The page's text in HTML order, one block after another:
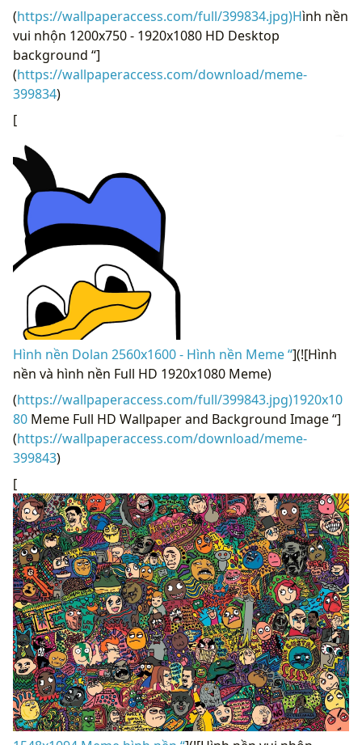
(https://wallpaperaccess.com/full/399834.jpg)Hình nền
vui nhộn 1200x750 - 1920x1080 HD Desktop
background “]
(https://wallpaperaccess.com/download/meme-
399834)
[
Hình nền Dolan 2560x1600 - Hình nền Meme “](![Hình
nền và hình nền Full HD 1920x1080 Meme)
(https://wallpaperaccess.com/full/399843.jpg)1920x10
80 Meme Full HD Wallpaper and Background Image “]
(https://wallpaperaccess.com/download/meme-
399843)
[